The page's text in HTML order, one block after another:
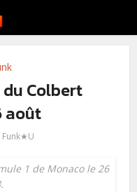
Colbert
août
Funk★U
1 de Monaco le 26